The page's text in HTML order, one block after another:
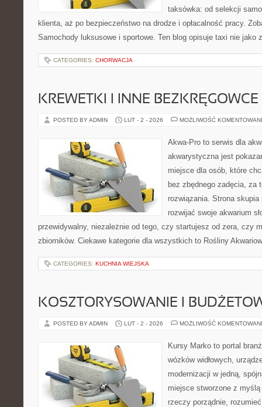
taksówka: od selekcji
klienta, aż po bezpieczeństwo na drodze i opłacalność pracy.
Samochody luksusowe i sportowe. Ten blog opisuje taxi nie jako
CATEGORIES: CHORWACJA
KREWETKI I INNE BEZKRĘGOWCE
POSTED BY ADMIN LUT - 2 - 2026 MOŻLIWOŚĆ
Akwa-Pro to serwis dla
akwarystyczna jest
miejsce dla osób, które
bez zbędnego zadęcia, za
rozwiązania. Strona
rozwijać swoje akwarium
przewidywalny, niezależnie od tego, czy startujesz od zera, czy
zbiorników. Ciekawe kategorie dla wszystkich to Rośliny
CATEGORIES: KUCHNIA WIEJSKA
KOSZTORYSOWANIE I
POSTED BY ADMIN LUT - 2 - 2026 MOŻLIWOŚĆ
Kursy Marko to portal
wózków widłowych,
modernizacji w jedną,
miejsce stworzone z
rzeczy porządnie,